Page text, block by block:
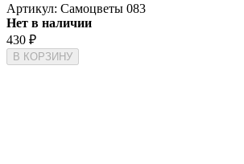
Артикул: Самоцветы 083
Нет в наличии
430 ₽
В КОРЗИНУ